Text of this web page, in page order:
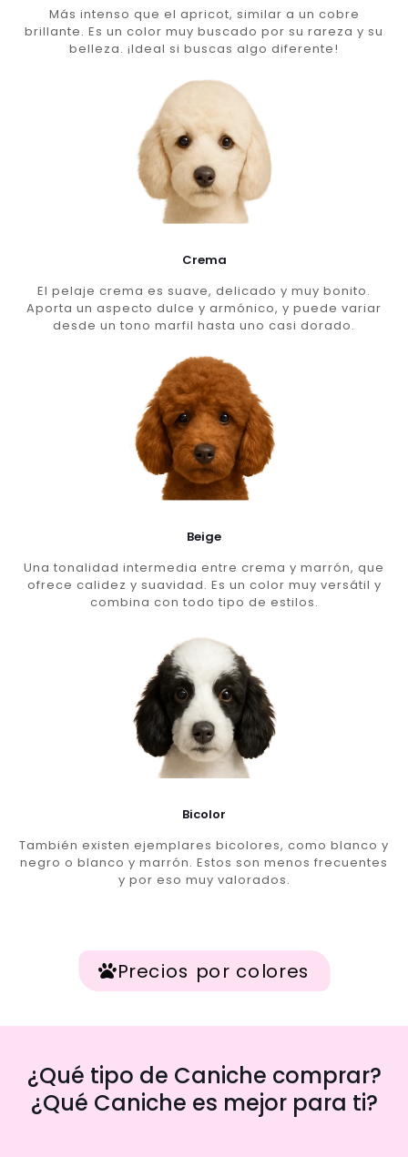
Más intenso que el apricot, similar a un cobre
brillante. Es un color muy buscado por su rareza y su
belleza. ¡Ideal si buscas algo diferente!
Crema
El pelaje crema es suave, delicado y muy bonito.
Aporta un aspecto dulce y armónico, y puede variar
desde un tono marfil hasta uno casi dorado.
Beige
Una tonalidad intermedia entre crema y marrón, que
ofrece calidez y suavidad. Es un color muy versátil y
combina con todo tipo de estilos.
Bicolor
También existen ejemplares bicolores, como blanco y
negro o blanco y marrón. Estos son menos frecuentes
y por eso muy valorados.
Precios por colores
¿Qué tipo de Caniche comprar?
¿Qué Caniche es mejor para ti?